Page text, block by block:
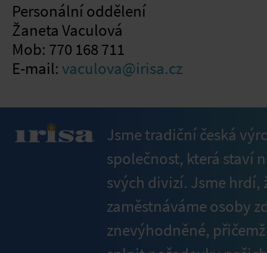
Personální oddělení
Žaneta Vaculová
Mob: 770 168 711
E-mail: vaculova@irisa.cz
Jsme tradiční česká
společnost, která staví
svých divizí. Jsme
zaměstnáváme osoby
znevýhodněné,